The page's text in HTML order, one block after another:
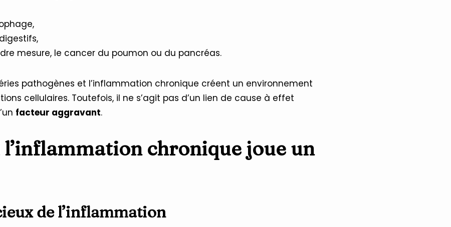
mesure, le cancer du poumon ou du pancréas.
pathogènes et l’inflammation chronique créent un environnement
cellulaires. Toutefois, il ne s’agit pas d’un lien de cause à effet
facteur aggravant.
chronique joue un
de l’inflammation